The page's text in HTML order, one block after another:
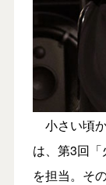
小さい頃
は、第3回「
を担当。そ